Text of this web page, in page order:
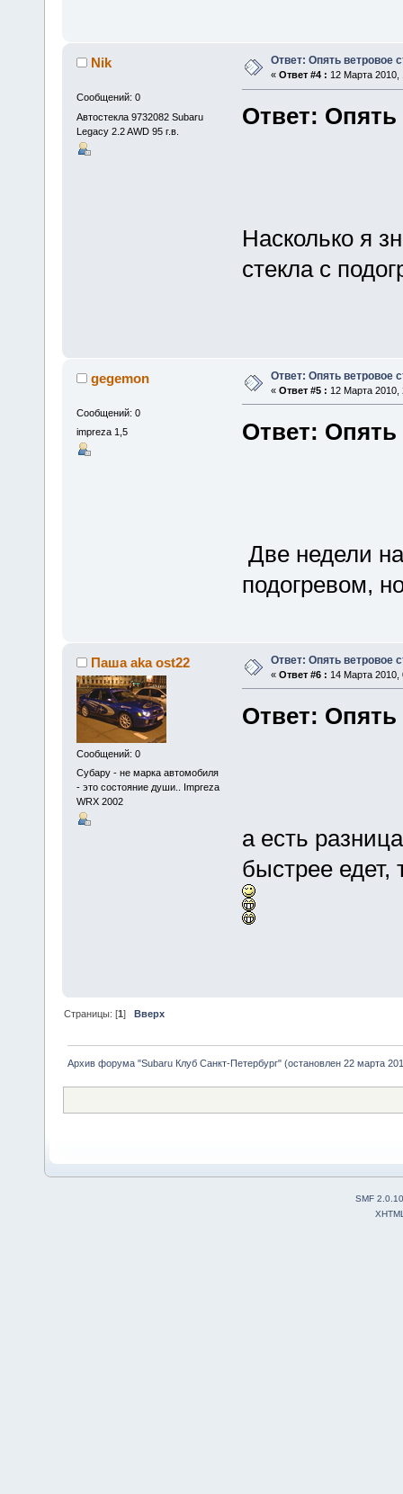
Nik
Сообщений: 0
Автостекла 9732082 Subaru
Legacy 2.2 AWD 95 г.в.
Ответ: Опять ветровое
« Ответ #4 : 12 Марта 2010,
Ответ: Опять
Насколько я
стекла с
gegemon
Сообщений: 0
impreza 1,5
Ответ: Опять ветровое
« Ответ #5 : 12 Марта 2010,
Ответ: Опять
Две недели
подогревом,
Паша aka ost22
Сообщений: 0
Субару - не марка автомобиля
- это состояние души.. Impreza
WRX 2002
Ответ: Опять ветровое
« Ответ #6 : 14 Марта 2010,
Ответ: Опять
а есть
быстрее едет,
Страницы: [1]Вверх
Архив форума "Subaru Клуб Санкт-Петербург" (остановлен 22 марта
SMF 2.0.10